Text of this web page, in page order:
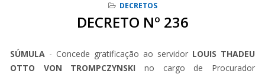
DECRETOS
DECRETO Nº 236
SÚMULA - Concede gratificação ao servidor LOUIS THADEU
OTTO VON TROMPCZYNSKI no cargo de Procurador